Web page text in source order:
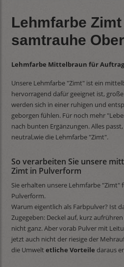
Lehmfarbe
samtrauhe
Lehmfarbe Mittelbraun für
Unsere Lehmfarbe "Zimt" ist ein
hervorragend dafür geeignet ist,
werden sich in einer ruhigen und
geborgen fühlen. Für noch mehr
nach bunten Ergänzungen. Alles
neutral,wie die Lehmfarbe "Zimt".
So verarbeiten Sie unsere
Zimt in Pulverform
Sie erhalten unsere Lehmfarbe
Pulverform.
Warum eigentlich als Farbpulver? Ist
Zugegeben: Deckel auf, kurz
nicht ganz. Aber vorab Pulver mit
jetzt auch nicht der riesige der
die Umweltetliche Vorteile daraus